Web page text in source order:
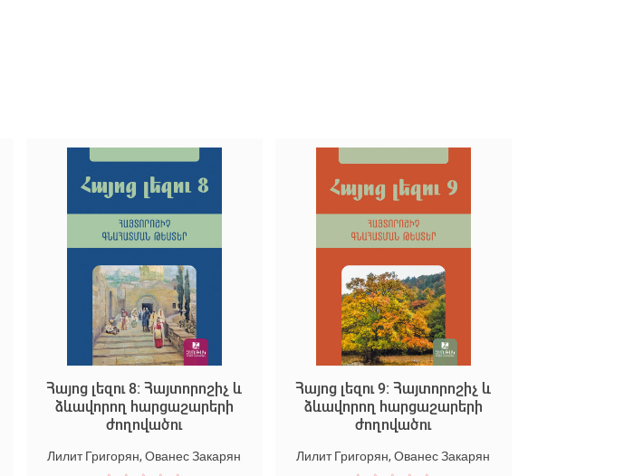
Հայոց լեզու 8: Հայտորոշիչ և
ձևավորող հարցաշարերի
ժողովածու
Лилит Григорян, Ованес Закарян
Հայոց լեզու 9: Հայտորոշիչ և
ձևավորող հարցաշարերի
ժողովածու
Лилит Григорян, Ованес Закарян